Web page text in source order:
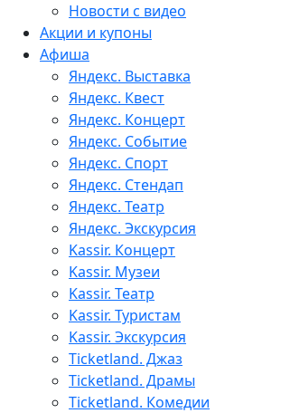
Новости с видео
Акции и купоны
Афиша
Яндекс. Выставка
Яндекс. Квест
Яндекс. Концерт
Яндекс. Событие
Яндекс. Спорт
Яндекс. Стендап
Яндекс. Театр
Яндекс. Экскурсия
Kassir. Концерт
Kassir. Музеи
Kassir. Театр
Kassir. Туристам
Kassir. Экскурсия
Ticketland. Джаз
Ticketland. Драмы
Ticketland. Комедии